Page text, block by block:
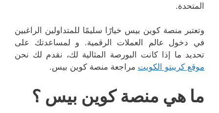
المتحدة.
وتعتبر منصة كوين بيس خيارًا سليمًا للمتداولين الراغبين
في دخول عالم العملات الرقمية. و لمساعدتك على
تحديد ما إذا كانت البورصة المثالية لك، نقدم لك نحن
موقع كريبتو الكويت مراجعة منصة كوين بيس.
ما هي منصة كوين بيس ؟